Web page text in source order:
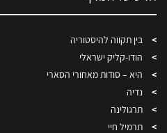
בין תקווה להיסטוריה
הודו-קליק ישראלי
היא – סודות מאחורי הסארי
נדיה
תרגולינה
תרמיל חיי